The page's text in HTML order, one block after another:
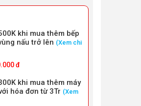
khi mua thêm máy
hóa đơn từ 3Tr (Xem
khi mua thêm bếp
nấu trở lên (Xem chi
đ